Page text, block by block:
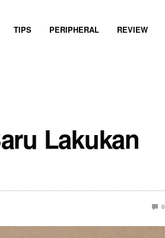
TIPS PERIPHERAL REVIEW
Lakukan
0